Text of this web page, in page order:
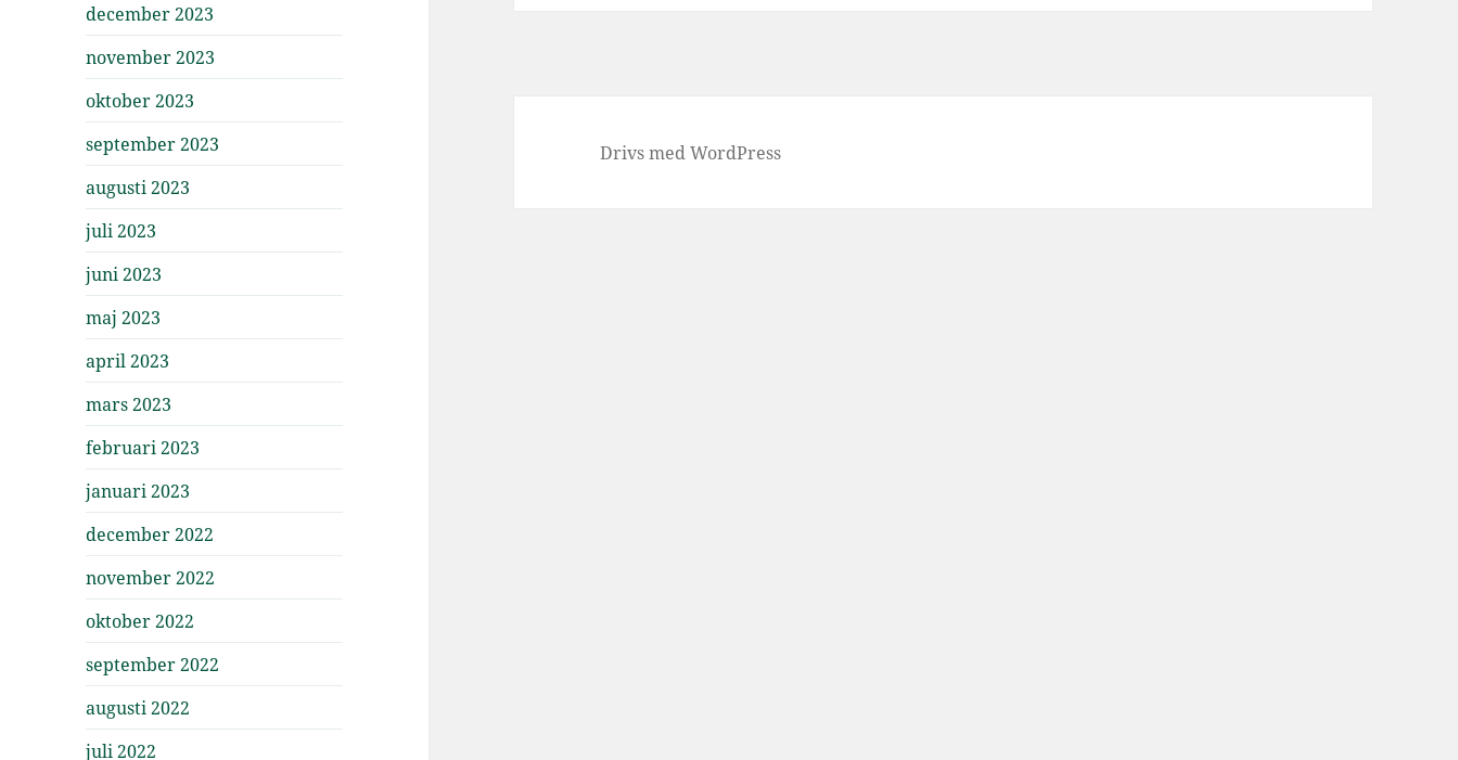
december 2023
november 2023
oktober 2023
september 2023
augusti 2023
juli 2023
juni 2023
maj 2023
april 2023
mars 2023
februari 2023
januari 2023
december 2022
november 2022
oktober 2022
september 2022
augusti 2022
juli 2022
Drivs med WordPress